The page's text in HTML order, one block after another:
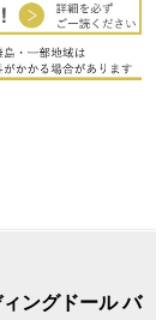
ングドール バ